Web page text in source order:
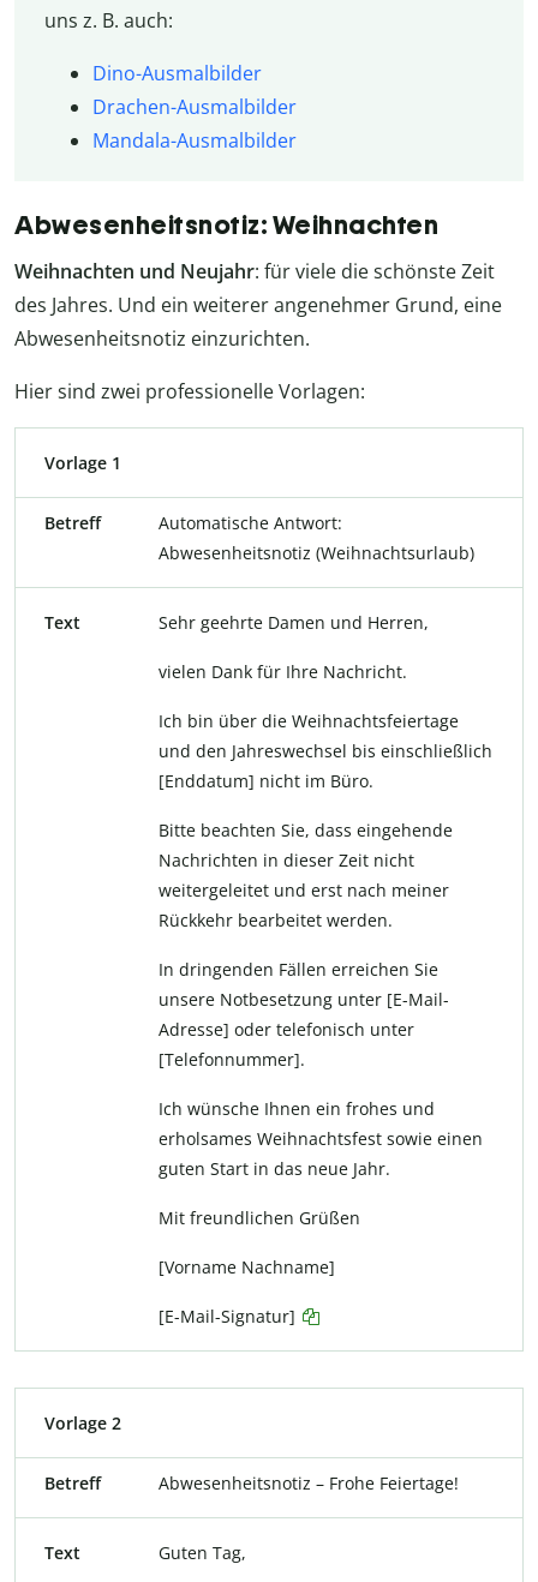
uns z. B. auch:
Dino-Ausmalbilder
Drachen-Ausmalbilder
Mandala-Ausmalbilder
Abwesenheitsnotiz: Weihnachten
Weihnachten und Neujahr: für viele die schönste Zeit
des Jahres. Und ein weiterer angenehmer Grund, eine
Abwesenheitsnotiz einzurichten.
Hier sind zwei professionelle Vorlagen:
Vorlage 1
Betreff
Automatische Antwort:
Abwesenheitsnotiz (Weihnachtsurlaub)
Text Sehr geehrte Damen und Herren,
vielen Dank für Ihre Nachricht.
Ich bin über die Weihnachtsfeiertage
und den Jahreswechsel bis einschließlich
[Enddatum] nicht im Büro.
Bitte beachten Sie, dass eingehende
Nachrichten in dieser Zeit nicht
weitergeleitet und erst nach meiner
Rückkehr bearbeitet werden.
In dringenden Fällen erreichen Sie
unsere Notbesetzung unter [E-Mail-
Adresse] oder telefonisch unter
[Telefonnummer].
Ich wünsche Ihnen ein frohes und
erholsames Weihnachtsfest sowie einen
guten Start in das neue Jahr.
Mit freundlichen Grüßen
[Vorname Nachname]
[E-Mail-Signatur]
Vorlage 2
Betreff Abwesenheitsnotiz – Frohe Feiertage!
Text Guten Tag,